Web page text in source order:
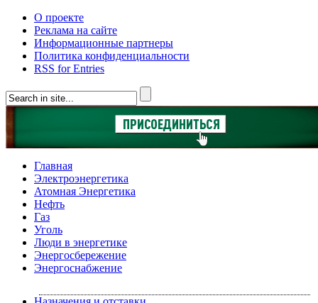
О проекте
Реклама на сайте
Информационные партнеры
Политика конфиденциальности
RSS for Entries
Главная
Электроэнергетика
Атомная Энергетика
Нефть
Газ
Уголь
Люди в энергетике
Энергосбережение
Энергоснабжение